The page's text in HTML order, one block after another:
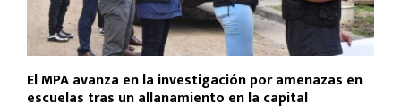
El MPA avanza en la investigación por amenazas en
escuelas tras un allanamiento en la capital